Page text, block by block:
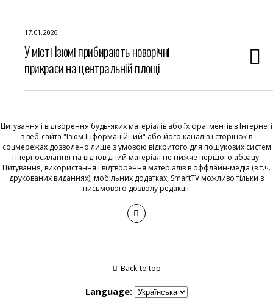
17.01.2026
У місті Ізюмі прибирають новорічні
прикраси на центральній площі
Цитування і відтворення будь-яких матеріалів або їх фрагментів в Інтернеті
з веб-сайта "Ізюм Інформаційний" або його каналів і сторінок в
соцмережах дозволено лише з умовою відкритого для пошукових систем
гіперпосилання на відповідний матеріал не нижче першого абзацу.
Цитування, використання і відтворення матеріалів в оффлайн-медіа (в т.ч.
друкованих виданнях), мобільних додатках, SmartTV можливо тільки з
письмового дозволу редакції.
Back to top
Language: